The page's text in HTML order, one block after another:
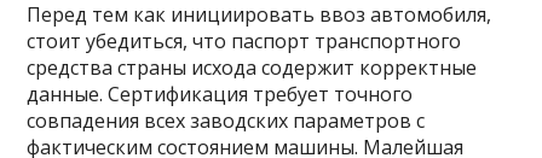
Перед тем как инициировать ввоз автомобиля,
стоит убедиться, что паспорт транспортного
средства страны исхода содержит корректные
данные. Сертификация требует точного
совпадения всех заводских параметров с
фактическим состоянием машины. Малейшая